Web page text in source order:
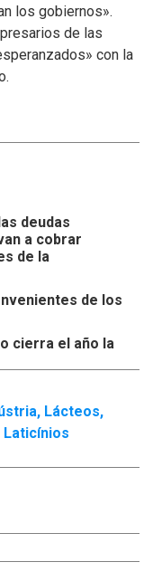
los gobiernos».
de las
con la
deudas
a cobrar
de la
de los
cierra el año la
, Lácteos,
Laticínios